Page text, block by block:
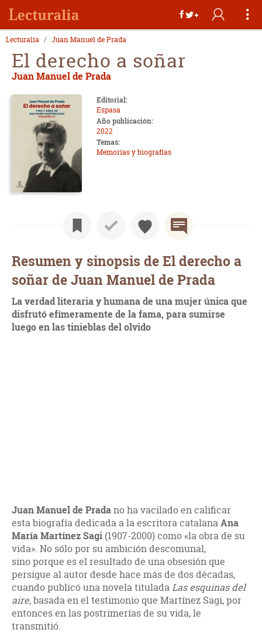
Lecturalia Juan Manuel de Prada
El derecho a soñar
Juan Manuel de Prada
Editorial:
Espasa
Año publicación:
2022
Temas:
Memorias y biografías
Resumen y sinopsis de El derecho a
soñar de Juan Manuel de Prada
La verdad literaria y humana de una mujer única que
disfrutó efímeramente de la fama, para sumirse
luego en las tinieblas del olvido
Juan Manuel de Pradano ha vacilado en calificar
esta biografía dedicada a la escritora catalanaAna
María Martínez Sagi (1907-2000) como «la obra de su
vida». No sólo por su ambición descomunal,
sino porque es el resultado de una obsesión que
persigue al autor desde hace más de dos décadas,
cuando publicó una novela tituladaLas esquinas del
aire, basada en el testimonio que Martínez Sagi, por
entonces en las postrimerías de su vida, le
transmitió.